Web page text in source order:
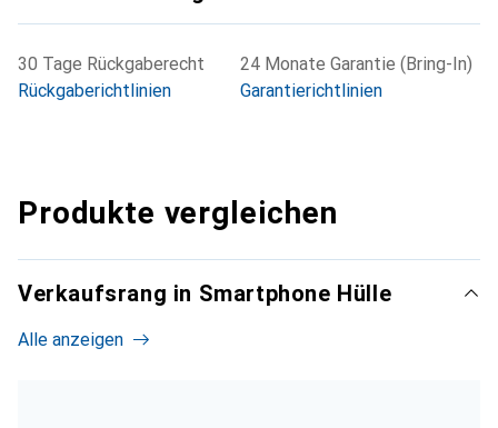
30 Tage Rückgaberecht
Rückgaberichtlinien
24 Monate Garantie (Bring-In)
Garantierichtlinien
Produkte vergleichen
Verkaufsrang in Smartphone Hülle
Alle anzeigen